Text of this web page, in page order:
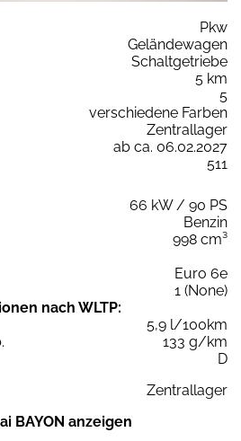
Pkw
Geländewagen
Schaltgetriebe
5 km
5
verschiedene Farben
Zentrallager
ab ca. 06.02.2027
511
66 kW / 90 PS
Benzin
998 cm³
Euro 6e
1 (None)
nach WLTP:
5,9 l/100km
133 g/km
D
Zentrallager
BAYON anzeigen